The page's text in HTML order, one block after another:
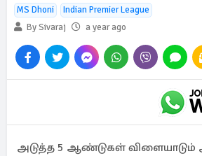
MS Dhoni
Indian Premier League
By Sivaraj
a year ago
அடுத்த 5 ஆண்டுகள்